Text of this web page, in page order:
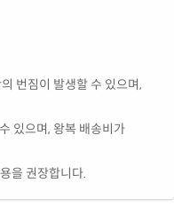
번짐이 발생할 수 있으며,
있으며, 왕복 배송비가
을 권장합니다.